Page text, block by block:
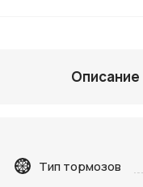
Описание
Тип тормозов